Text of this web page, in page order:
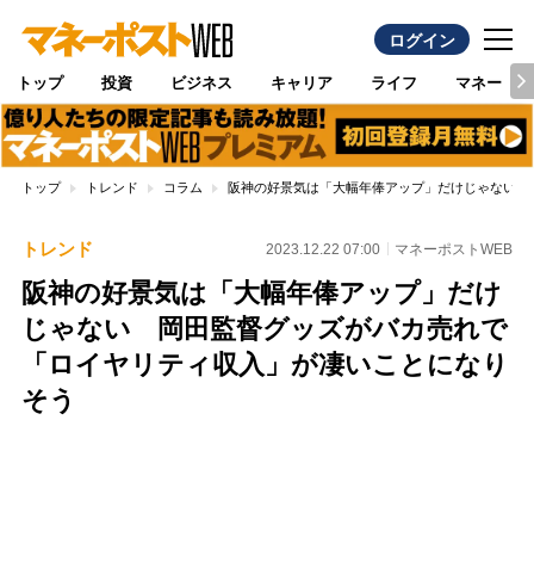
ログイン
トップ 投資 ビジネス キャリア ライフ マネー
トップ トレンド コラム 阪神の好景気は「大幅年俸アップ」だけじゃない
トレンド 2023.12.22 07:00 マネーポストWEB
阪神の好景気は「大幅年俸アップ」だけ
じゃない 岡田監督グッズがバカ売れで
「ロイヤリティ収入」が凄いことになり
そう